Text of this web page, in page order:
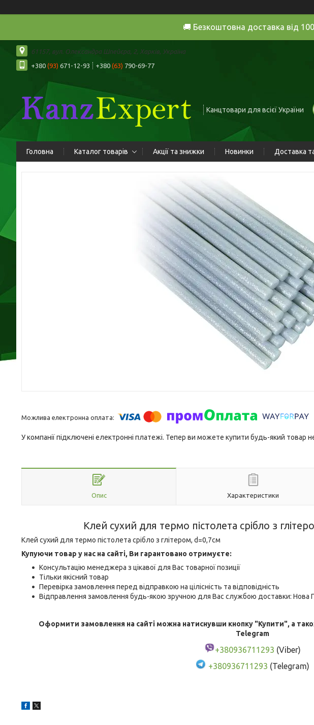
🚚 Безкоштовна доставка від
61157, вул. Олександра Шпейєра, 2, Харків, Україна
+380 (93) 671-12-93 +380 (63) 790-69-77
Канцтовари для всієї України
Головна Каталог товарів Акції та знижки Новинки Доставка
У компанії підключені електронні платежі. Тепер ви можете купити будь-який товар
Опис Характеристики
Клей сухий для термо пістолета срібло з
Клей сухий для термо пістолета срібло з глітером, d=0,7см
Купуючи товар у нас на сайті, Ви гарантовано отримуєте:
Консультацію менеджера з цікавої для Вас товарної позиції
Тільки якісний товар
Перевірка замовлення перед відправкою на цілісність та відповідність
Відправлення замовлення будь-якою зручною для Вас службою доставки: Нова
Оформити замовлення на сайті можна натиснувши кнопку "Купити", а
Telegram
+380936711293 (Viber)
+380936711293 (Telegram)